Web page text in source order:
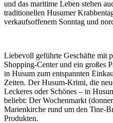
und das maritime Leben stehen
traditionellen Husumer
verkaufsoffenem Sonntag und
Liebevoll geführte Geschäfte mit
Shopping-Center und ein großes
in Husum zum entspannten
Zeiten. Der Husum-Krimi, die
Leckeres oder Schönes – in
beliebt: Der Wochenmarkt
Marienkirche rund um den Tine-
Produkten.